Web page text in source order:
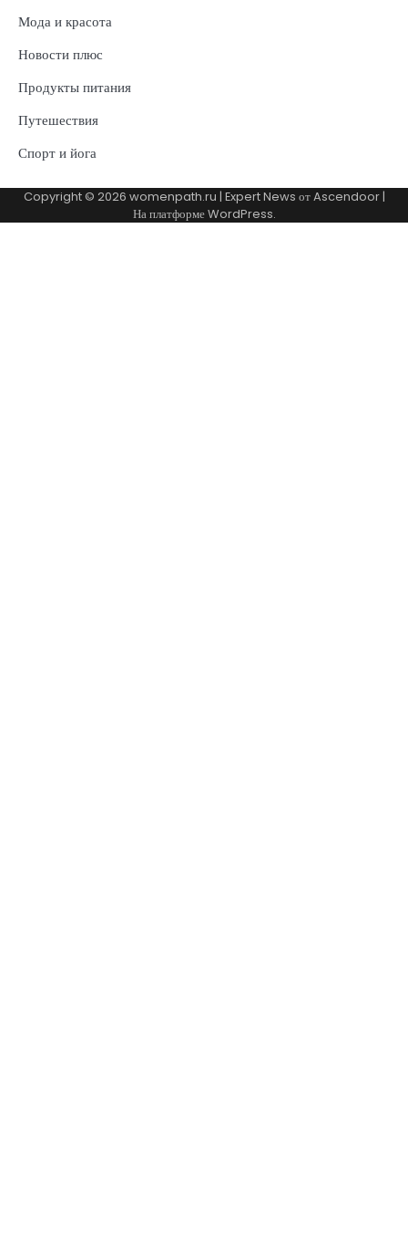
Мода и красота
Новости плюс
Продукты питания
Путешествия
Спорт и йога
Copyright © 2026 womenpath.ru | Expert News отAscendoor|
На платформеWordPress.